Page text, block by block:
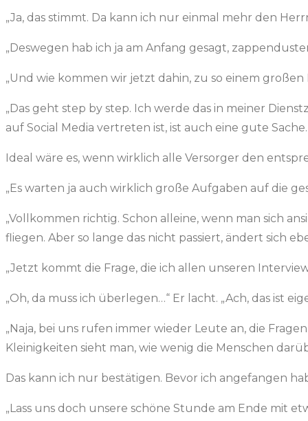
„Ja, das stimmt. Da kann ich nur einmal mehr den
„Deswegen hab ich ja am Anfang gesagt,
„Und wie kommen wir jetzt dahin, zu so einem großen
„Das geht step by step. Ich werde das in meiner
auf Social Media vertreten ist, ist auch eine gute Sache.
Ideal wäre es, wenn wirklich alle Versorger den
„Es warten ja auch wirklich große Aufgaben auf die
„Vollkommen richtig. Schon alleine, wenn man sich
fliegen. Aber so lange das nicht passiert, ändert sich
„Jetzt kommt die Frage, die ich allen unseren
„Oh, da muss ich überlegen…“ Er lacht. „Ach, das ist
„Naja, bei uns rufen immer wieder Leute an, die
Kleinigkeiten sieht man, wie wenig die Menschen
Das kann ich nur bestätigen. Bevor ich angefangen
„Lass uns doch unsere schöne Stunde am Ende mit